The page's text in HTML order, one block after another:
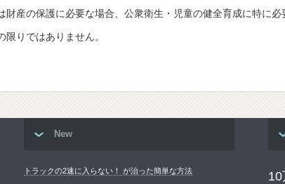
産の保護に必要な場合、公衆衛生・児童の健全育成に特に必
りではありません。
New
トラックの2速に入らない！ が治った簡単な方法